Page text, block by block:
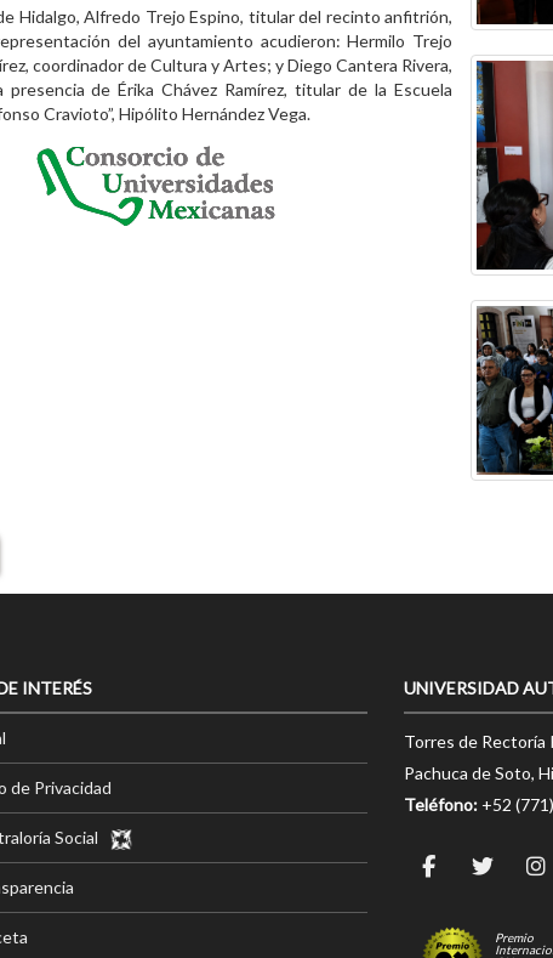
Hidalgo, Alfredo Trejo Espino, titular del recinto anfitrión,
del ayuntamiento acudieron: Hermilo Trejo
coordinador de Cultura y Artes; y Diego Cantera Rivera,
de Érika Chávez Ramírez, titular de la Escuela
Cravioto”, Hipólito Hernández Vega.
INTERÉS
de Privacidad
Social
UNIVERSIDAD
Torres de Rectoría
Pachuca de Soto,
Teléfono: +52
Premio